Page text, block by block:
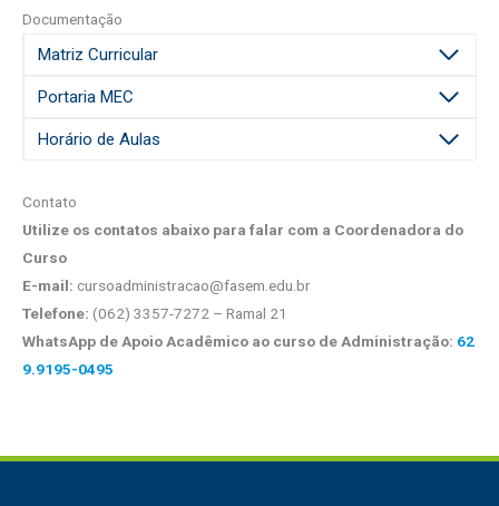
Documentação
Matriz Curricular
Portaria MEC
Horário de Aulas
Contato
Utilize os contatos abaixo para falar com a Coordenadora do
Curso
E-mail: cursoadministracao@fasem.edu.br
Telefone: (062) 3357-7272 – Ramal 21
WhatsApp de Apoio Acadêmico ao curso de Administração: 62
9.9195-0495